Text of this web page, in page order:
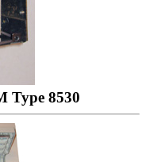
Type 8530